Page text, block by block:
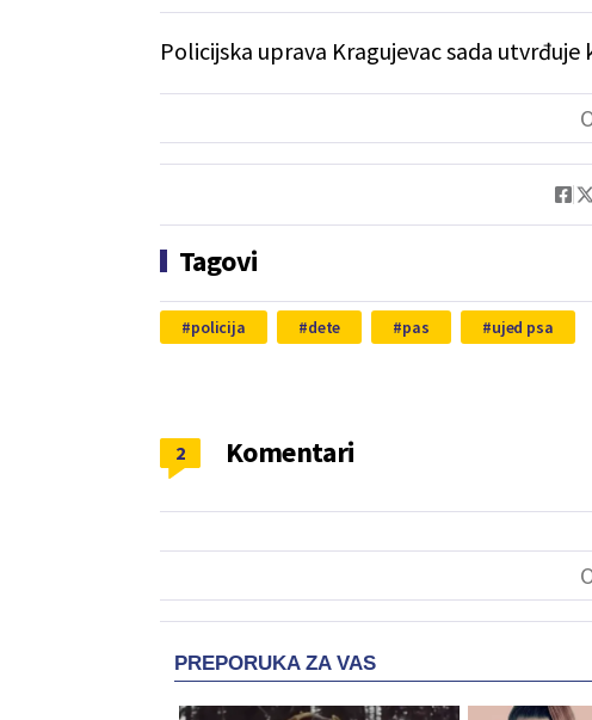
Policijska uprava Kragujevac sada
Tagovi
policija dete pas ujed psa
Komentari
2
PREPORUKA ZA VAS